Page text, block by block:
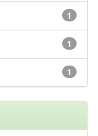
1
1
1